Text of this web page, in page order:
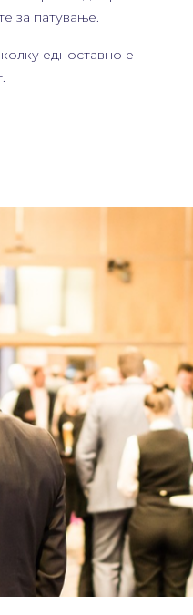
за патување.
едноставно е